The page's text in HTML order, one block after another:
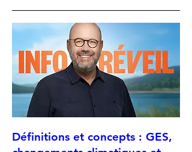
Définitions et concepts : GES,